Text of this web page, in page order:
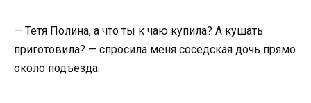
— Тетя Полина, а что ты к чаю купила? А кушать
приготовила? — спросила меня соседская дочь прямо
около подъезда.